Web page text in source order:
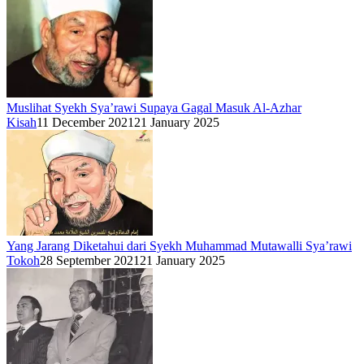
Muslihat Syekh Sya’rawi Supaya Gagal Masuk Al-Azhar
Kisah11 December 2021 21 January 2025
Yang Jarang Diketahui dari Syekh Muhammad Mutawalli Sya’rawi
Tokoh28 September 2021 21 January 2025